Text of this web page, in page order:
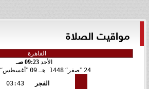
مواقيت الصلاة
الأحد09:23 صـ
24 صفر 1448 هـ 09 أغسطس
الفجر
03:43